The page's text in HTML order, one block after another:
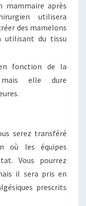
mammaire après
utilisera
des mamelons
utilisant du tissu
fonction de la
mais elle dure
serez transféré
où les équipes
Vous pourrez
il sera pris en
prescrits